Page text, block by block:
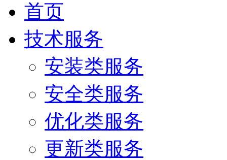
首页
技术服务
安装类服务
安全类服务
优化类服务
更新类服务